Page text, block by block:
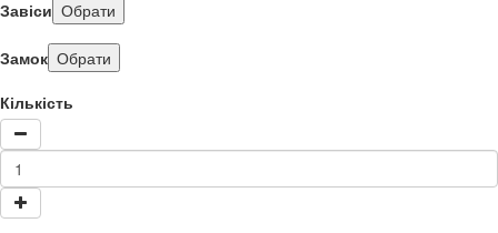
Завіси Обрати
Замок Обрати
Кількість